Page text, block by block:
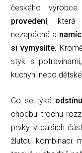
českého
provedení, která
nezapáchá a
si vymyslíte.
styk s
kuchyni nebo
Co se týká odstínu
chodbu trochu
prvky v dalších
žlutou kombinaci: